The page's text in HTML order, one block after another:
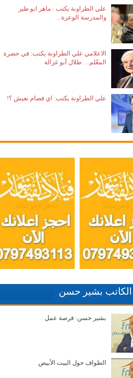
علي الطراونة يكتب : ماهر ابو طير
والمدرسة الوعرة ..
الاعلامي علي الطراونة يكتب: في حضرة
المعّلم… طلال أبو غزالة
علي الطراونة يكتب: اي فصام نعيش ؟!
الكاتب بشير حسن
بشير حسن: فرصة عمل
الطواف حول البيت الأبيض